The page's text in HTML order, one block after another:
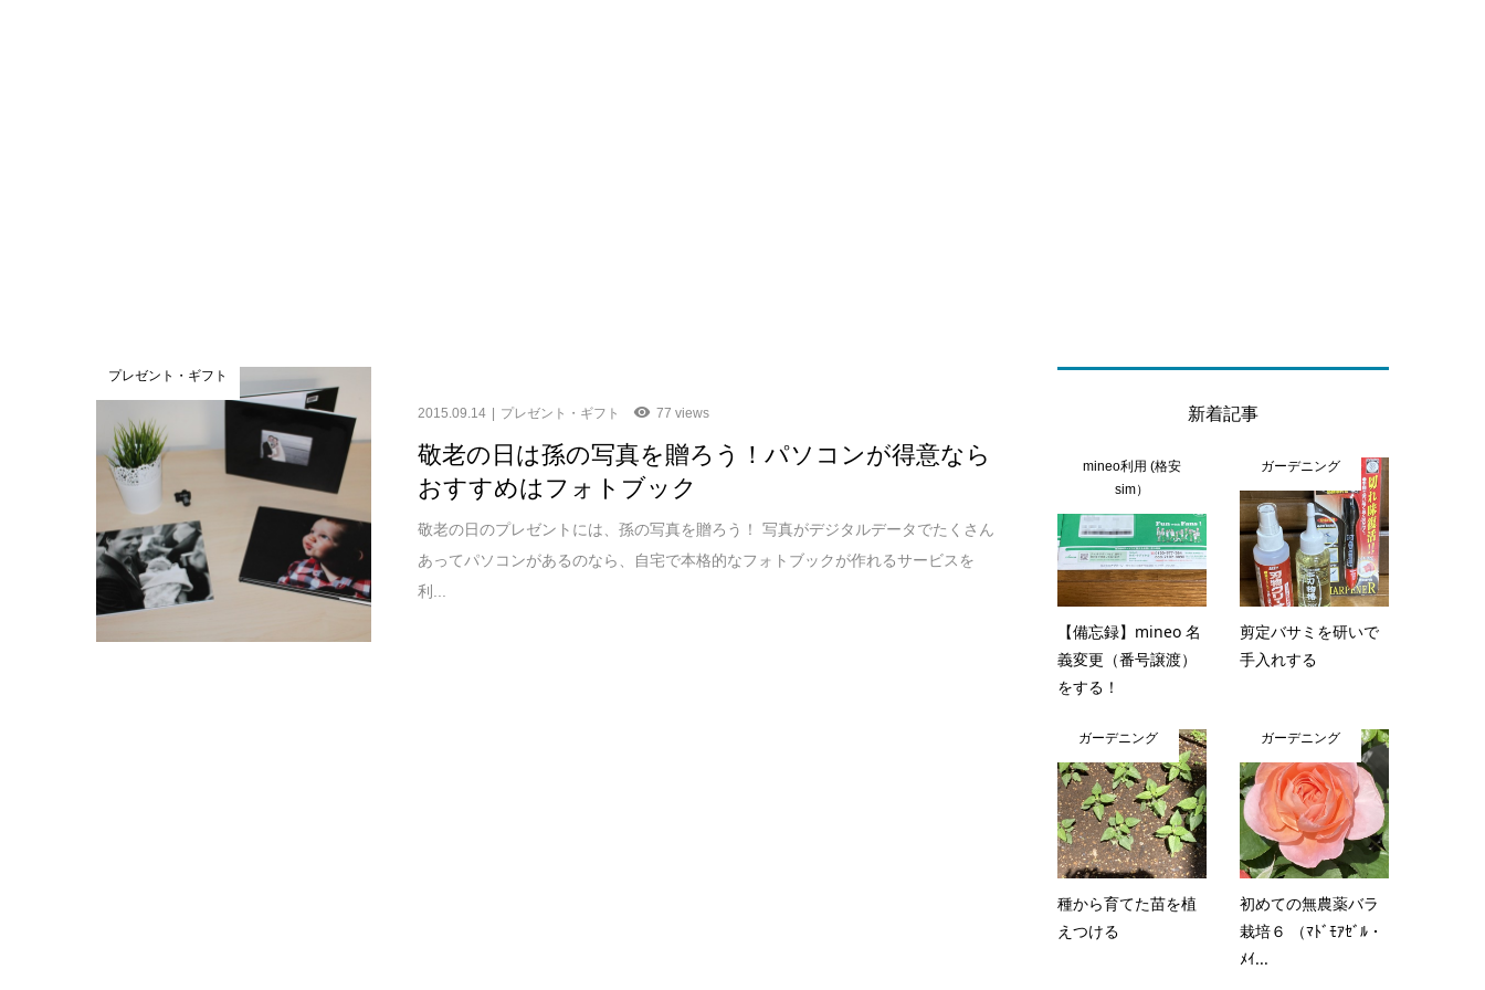
プレゼント・ギフト
2015.09.14 プレゼント・ギフト 77 views
敬老の日は孫の写真を贈ろう！パソコンが得意なら
おすすめはフォトブック
敬老の日のプレゼントには、孫の写真を贈ろう！ 写真がデジタルデータでたくさん
あってパソコンがあるのなら、自宅で本格的なフォトブックが作れるサービスを
利...
新着記事
mineo利用 (格安
sim）
【備忘録】mineo 名
義変更（番号譲渡）
をする！
ガーデニング
剪定バサミを研いで
手入れする
ガーデニング
種から育てた苗を植
えつける
ガーデニング
初めての無農薬バラ
栽培６ （ﾏﾄﾞﾓｱｾﾞﾙ・
ﾒｲ...